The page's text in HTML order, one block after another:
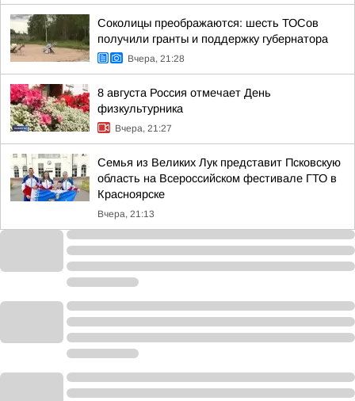
Соколицы преображаются: шесть ТОСов
получили гранты и поддержку губернатора
Вчера, 21:28
8 августа Россия отмечает День
физкультурника
Вчера, 21:27
Семья из Великих Лук представит Псковскую
область на Всероссийском фестивале ГТО в
Красноярске
Вчера, 21:13